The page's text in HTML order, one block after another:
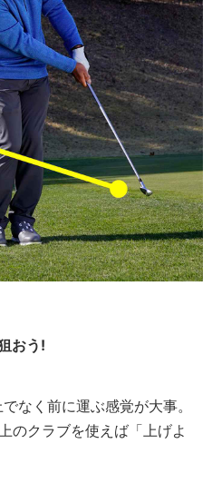
おう!
なく前に運ぶ感覚が大事。
のクラブを使えば「上げよ